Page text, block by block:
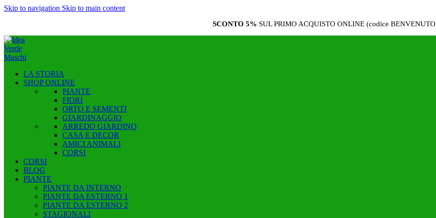
Skip to navigation Skip to main content
SCONTO 5% SUL PRIMO ACQUISTO ONLINE (codice
LA STORIA
SHOP ONLINE
PIANTE
FIORI
ORTO E SEMENTI
GIARDINAGGIO
ARREDO GIARDINO
CASA E DECOR
AMICI ANIMALI
CORSI
CORSI
BLOG
PIANTE
PIANTE DA INTERNO
PIANTE DA ESTERNO 1
PIANTE DA ESTERNO 2
STAGIONALI